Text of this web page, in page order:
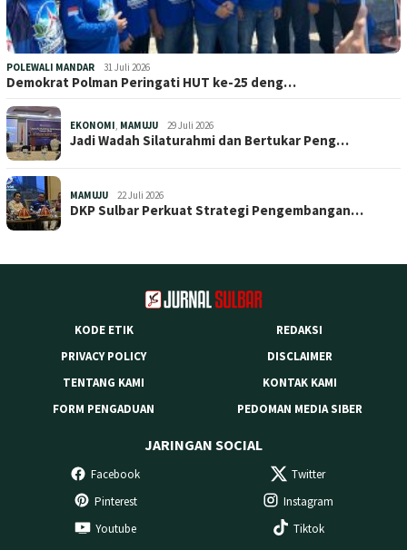
POLEWALI MANDAR 31 Juli 2026
Demokrat Polman Peringati HUT ke-25 deng…
EKONOMI, MAMUJU 29 Juli 2026
Jadi Wadah Silaturahmi dan Bertukar Peng…
MAMUJU 22 Juli 2026
DKP Sulbar Perkuat Strategi Pengembangan…
KODE ETIK
REDAKSI
PRIVACY POLICY
DISCLAIMER
TENTANG KAMI
KONTAK KAMI
FORM PENGADUAN
PEDOMAN MEDIA SIBER
JARINGAN SOCIAL
Facebook
Twitter
Pinterest
Instagram
Youtube
Tiktok